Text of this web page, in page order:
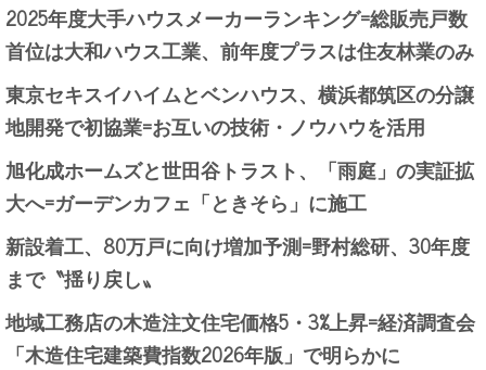
2025年度大手ハウスメーカーランキング=総販売戸数
首位は大和ハウス工業、前年度プラスは住友林業のみ
東京セキスイハイムとベンハウス、横浜都筑区の分譲
地開発で初協業=お互いの技術・ノウハウを活用
旭化成ホームズと世田谷トラスト、「雨庭」の実証拡
大へ=ガーデンカフェ「ときそら」に施工
新設着工、80万戸に向け増加予測=野村総研、30年度
まで〝揺り戻し〟
地域工務店の木造注文住宅価格5・3%上昇=経済調査会
「木造住宅建築費指数2026年版」で明らかに